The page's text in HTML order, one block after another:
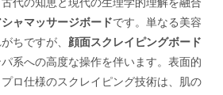
古代の知恵と現代の生理学的理解を融合
ャマッサージボードです。単なる美容
ちですが、
顔面スクレイピングボード
系への高度な操作を伴います。表面的
ロ仕様のスクレイピング技術は、肌の